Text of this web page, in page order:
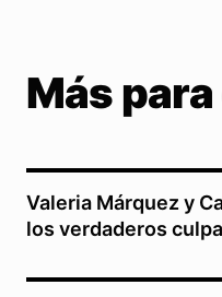
Más
Valeria Márquez y
los verdaderos